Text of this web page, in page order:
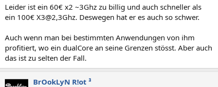
Leider ist ein 60€ x2 ~3Ghz zu billig und auch schneller als
ein 100€ X3@2,3Ghz. Deswegen hat er es auch so schwer.
Auch wenn man bei bestimmten Anwendungen von ihm
profitiert, wo ein dualCore an seine Grenzen stösst. Aber auch
das ist zu selten der Fall.
BrOokLyN R!ot ³